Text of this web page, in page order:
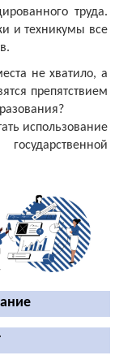
труда.
и техникумы все
не хватило, а
препятствием
использование